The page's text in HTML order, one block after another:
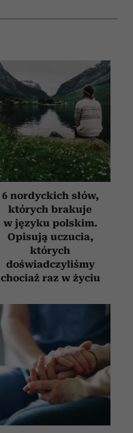
6 nordyckich słów,
których brakuje
w języku polskim.
Opisują uczucia,
których
doświadczyliśmy
chociaż raz w życiu